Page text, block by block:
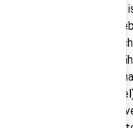
Der Boubínische
bekanntesten
Republik. Er befindet
Böhmerwaldes in der
erstreckt sich am
über dem
bereits 1858 auf